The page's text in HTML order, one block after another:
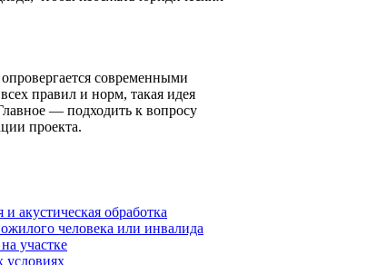
современными
правил и норм, такая идея
— подходить к вопросу
проекта.
акустическая обработка
человека или инвалида
участке
условиях